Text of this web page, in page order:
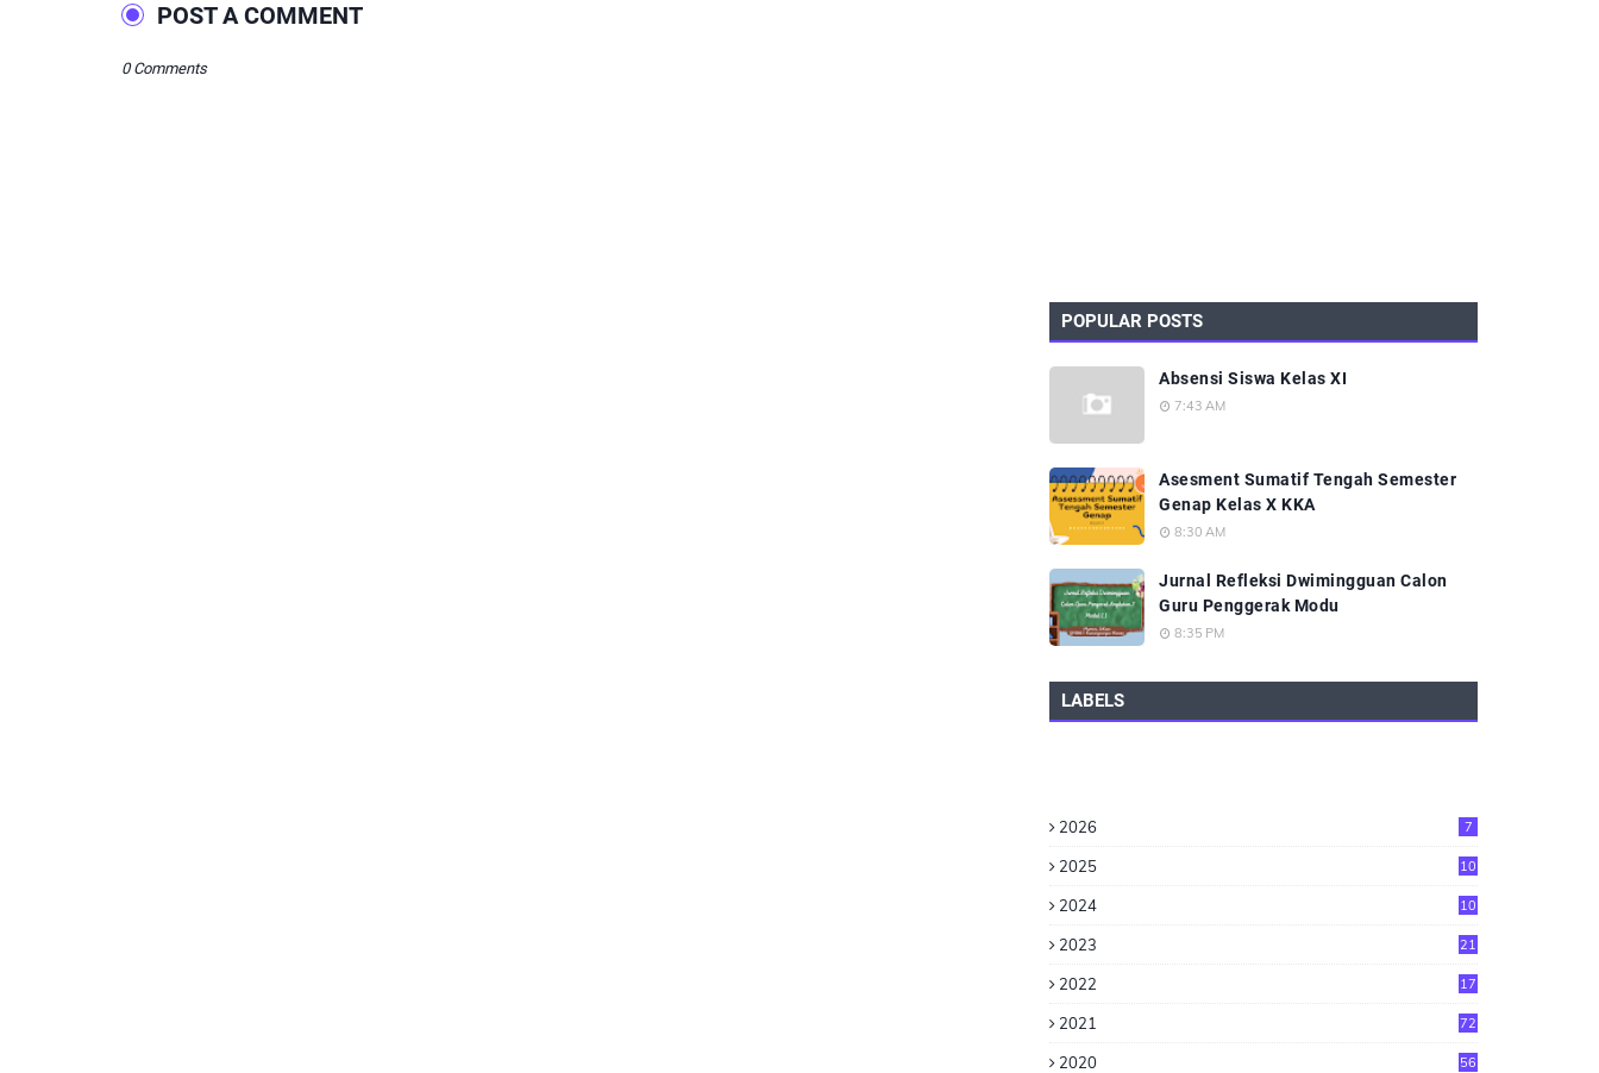
POST A COMMENT
0 Comments
POPULAR POSTS
Absensi Siswa Kelas XI
7:43 AM
Asesment Sumatif Tengah Semester
Genap Kelas X KKA
8:30 AM
Jurnal Refleksi Dwimingguan Calon
Guru Penggerak Modu
8:35 PM
LABELS
2026 7
2025 10
2024 10
2023 21
2022 17
2021 72
2020 56